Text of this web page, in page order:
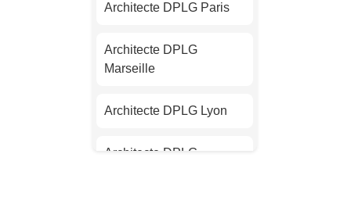
Architecte DPLG Paris
Architecte DPLG
Marseille
Architecte DPLG Lyon
Architecte DPLG